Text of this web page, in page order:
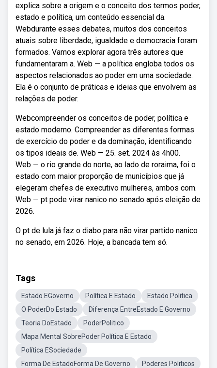
explica sobre a origem e o conceito dos termos poder,
estado e política, um conteúdo essencial da.
Webdurante esses debates, muitos dos conceitos
atuais sobre liberdade, igualdade e democracia foram
formados. Vamos explorar agora três autores que
fundamentaram a. Web — a política engloba todos os
aspectos relacionados ao poder em uma sociedade.
Ela é o conjunto de práticas e ideias que envolvem as
relações de poder.
Webcompreender os conceitos de poder, política e
estado moderno. Compreender as diferentes formas
de exercício do poder e da dominação, identificando
os tipos ideais de. Web — 25. set. 2024 às 4h00.
Web — o rio grande do norte, ao lado de roraima, foi o
estado com maior proporção de municípios que já
elegeram chefes de executivo mulheres, ambos com.
Web — pt pode virar nanico no senado após eleição de
2026.
O pt de lula já faz o diabo para não virar partido nanico
no senado, em 2026. Hoje, a bancada tem só.
Tags
Estado EGoverno Política E Estado
Estado Politica
O PoderDo Estado
Diferença EntreEstado E Governo
Teoria DoEstado
PoderPolitico
Mapa Mental SobrePoder Política E Estado
Política ESociedade
Forma De EstadoForma De Governo
Poderes Politicos